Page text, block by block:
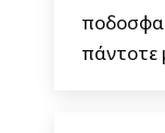
πάντοτε